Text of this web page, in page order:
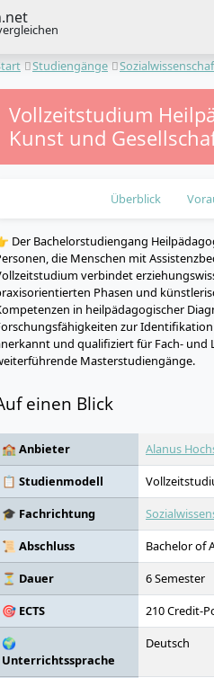
Studiengänge
Vollzeitstudium
Kunst und
Überblick
Der Bachelorstudiengang
die Menschen mit
verbindet
Phasen und
in heilpädagogischer
zur
und qualifiziert für Fach-
Masterstudiengänge.
einen Blick
🏫 Anbieter Alanus
📋 Studienmodell
🎓 Fachrichtung
📜 Abschluss
Bachelor of
⏳ Dauer
6 Semester
🎯 ECTS
210 Credit-
🌍
Unterrichtssprache
Deutsch